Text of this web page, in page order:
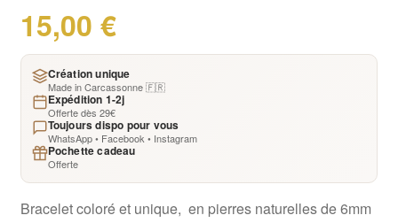
15,00 €
Création unique
Made in Carcassonne 🇫🇷
Expédition 1-2j
Offerte dès 29€
Toujours dispo pour vous
WhatsApp • Facebook • Instagram
Pochette cadeau
Offerte
Bracelet coloré et unique, en pierres naturelles de 6mm